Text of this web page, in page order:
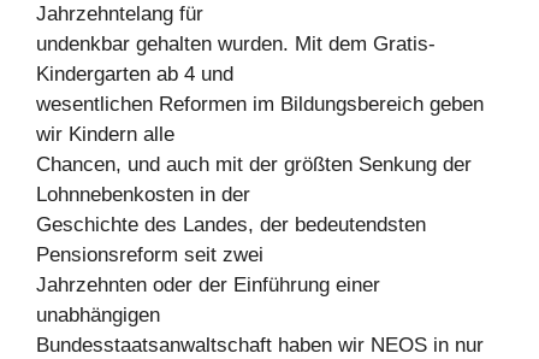
Jahrzehntelang für
undenkbar gehalten wurden. Mit dem Gratis-
Kindergarten ab 4 und
wesentlichen Reformen im Bildungsbereich geben
wir Kindern alle
Chancen, und auch mit der größten Senkung der
Lohnnebenkosten in der
Geschichte des Landes, der bedeutendsten
Pensionsreform seit zwei
Jahrzehnten oder der Einführung einer
unabhängigen
Bundesstaatsanwaltschaft haben wir NEOS in nur